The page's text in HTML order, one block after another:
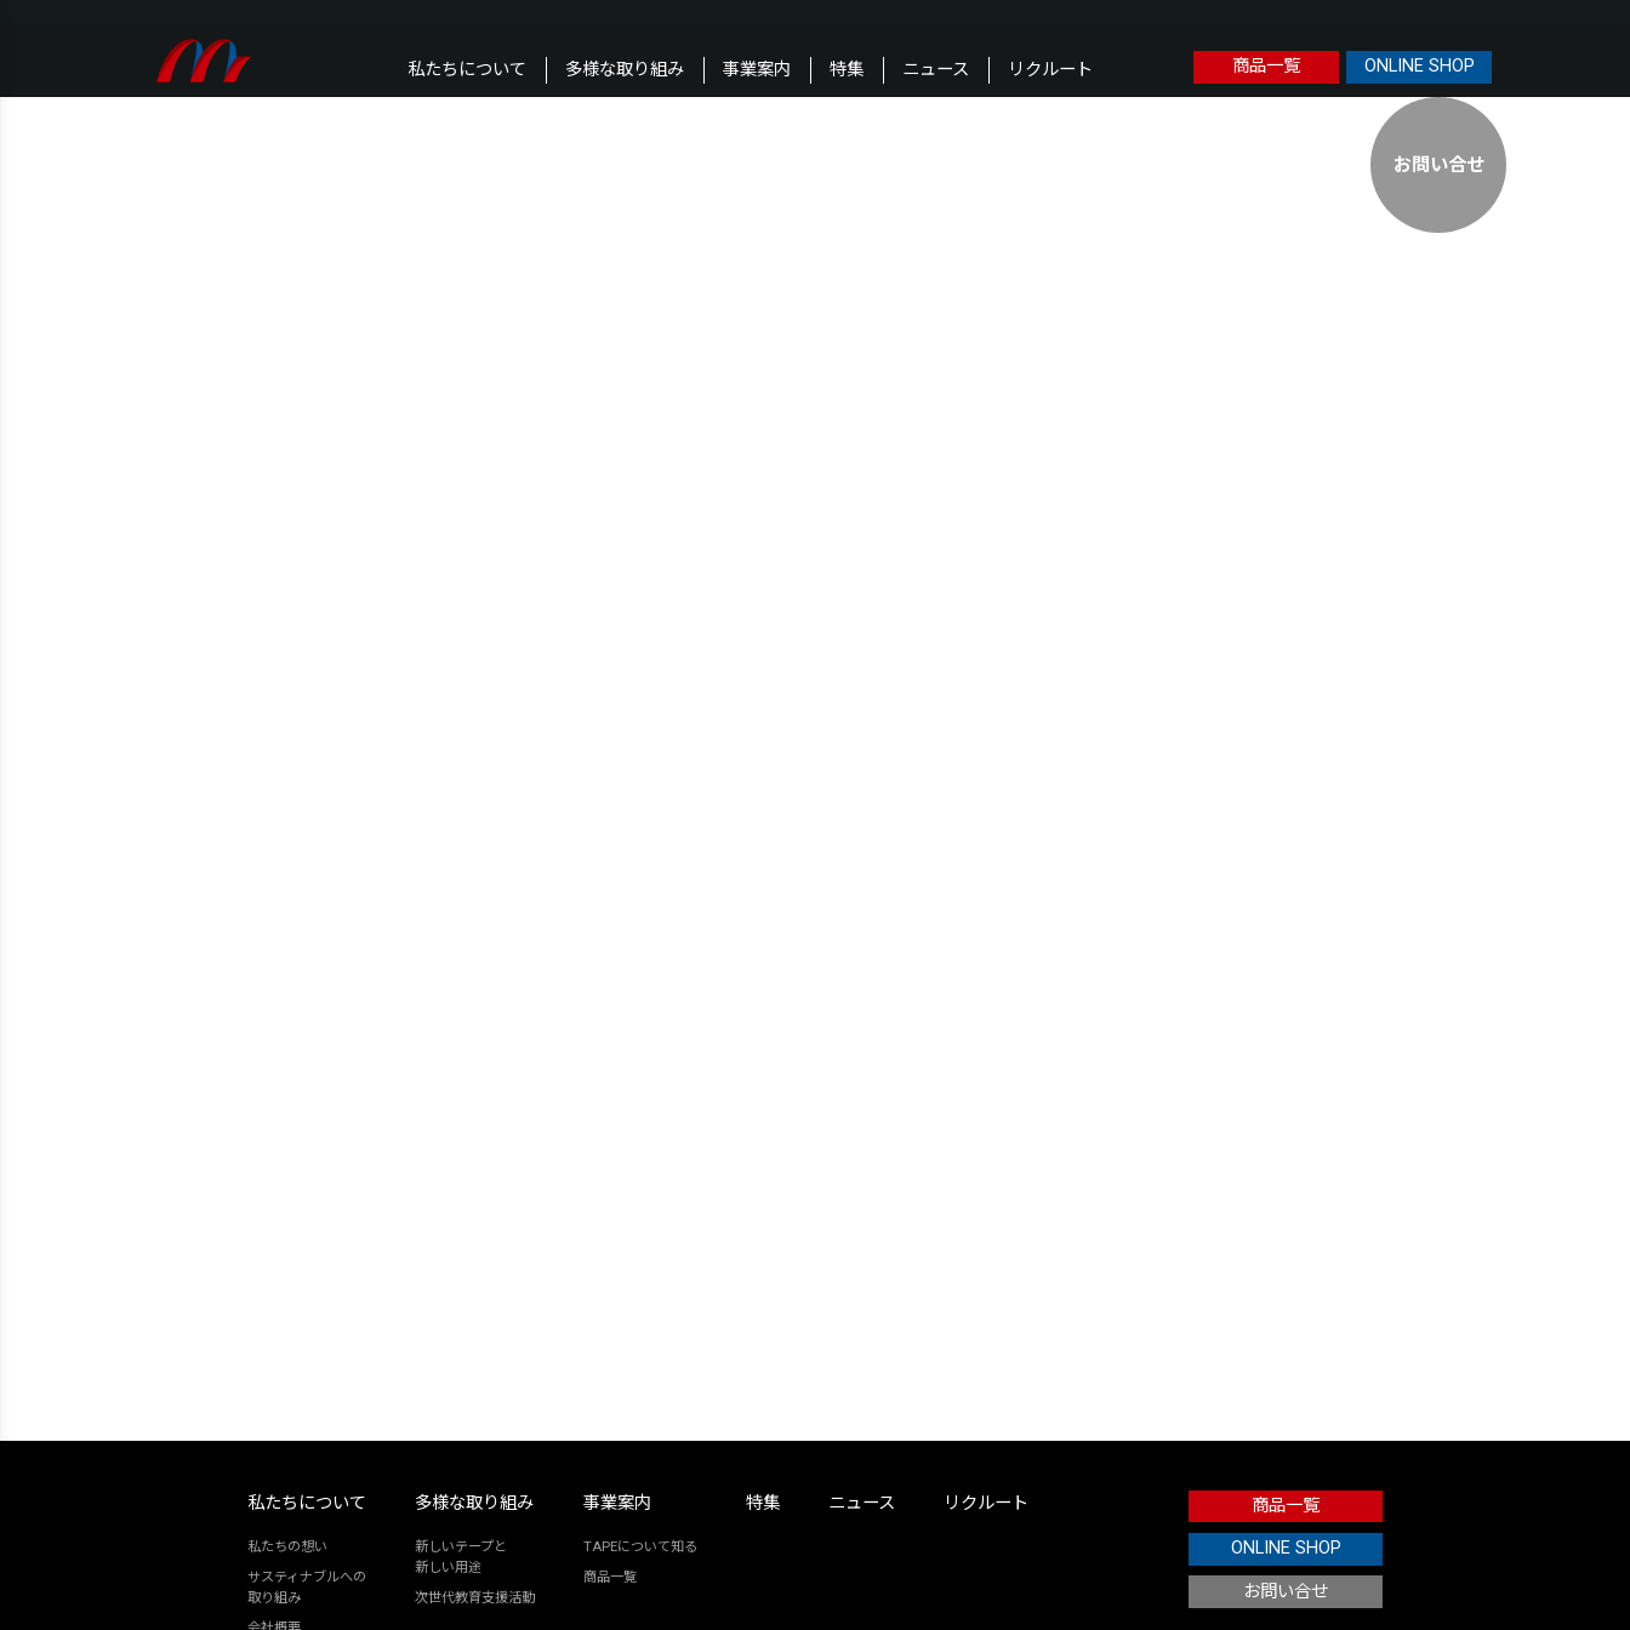
私たちについて 多様な取り組み 事業案内 特集 ニュース リクルート 商品一覧 ONLINE SHOP
お問い合せ
私たちについて
私たちの想い
サスティナブルへの
取り組み
多様な取り組み
新しいテープと
新しい用途
次世代教育支援活動
事業案内
TAPEについて知る
商品一覧
特集 ニュース リクルート 商品一覧
ONLINE SHOP
お問い合せ